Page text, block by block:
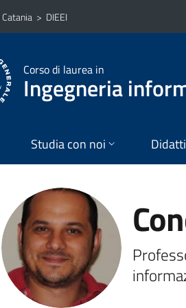
> DIEEI
Corso di laurea in
Ingegneria
Studia con noi